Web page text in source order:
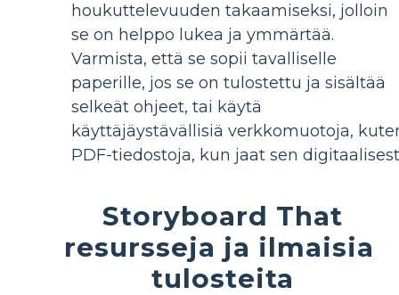
houkuttelevuuden takaamiseksi, jolloin
se on helppo lukea ja ymmärtää.
Varmista, että se sopii tavalliselle
paperille, jos se on tulostettu ja sisältää
selkeät ohjeet, tai käytä
käyttäjäystävällisiä verkkomuotoja,
PDF-tiedostoja, kun jaat sen
Storyboard That
resursseja ja ilmaisia ​​
tulosteita